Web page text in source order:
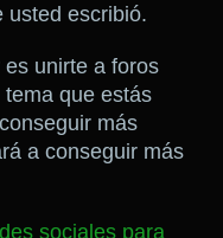
usted escribió.
unirte a foros
que estás
más
a conseguir más
sociales para